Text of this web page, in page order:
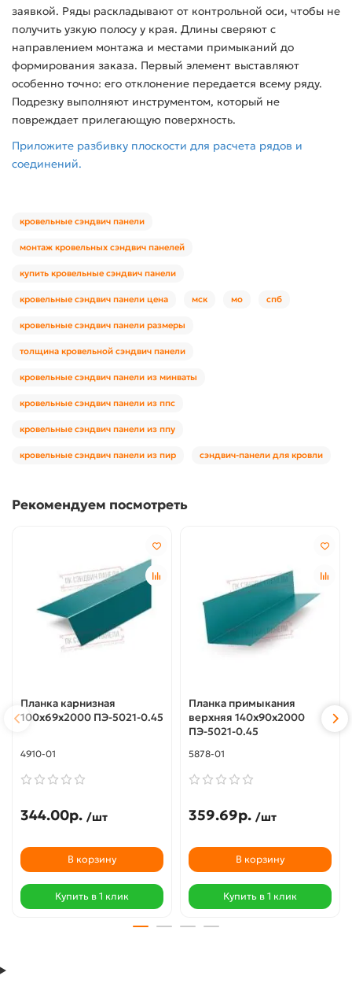
заявкой. Ряды раскладывают от контрольной оси, чтобы не
получить узкую полосу у края. Длины сверяют с
направлением монтажа и местами примыканий до
формирования заказа. Первый элемент выставляют
особенно точно: его отклонение передается всему ряду.
Подрезку выполняют инструментом, который не
повреждает прилегающую поверхность.
Приложите разбивку плоскости для расчета рядов и
соединений.
кровельные сэндвич панели
монтаж кровельных сэндвич панелей
купить кровельные сэндвич панели
кровельные сэндвич панели цена мск мо спб
кровельные сэндвич панели размеры
толщина кровельной сэндвич панели
кровельные сэндвич панели из минваты
кровельные сэндвич панели из ппс
кровельные сэндвич панели из ппу
кровельные сэндвич панели из пир сэндвич-панели для кровли
Рекомендуем посмотреть
Планка карнизная
100х69х2000 ПЭ-5021-0.45
4910-01
344.00р. /шт
В корзину
Купить в 1 клик
Планка примыкания
верхняя 140х90х2000
ПЭ-5021-0.45
5878-01
359.69р. /шт
В корзину
Купить в 1 клик